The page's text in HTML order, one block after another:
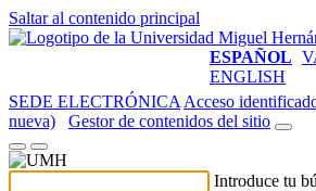
Saltar al contenido principal
ESPAÑOL
ENGLISH
SEDE ELECTRÓNICA Acceso
nueva)
Gestor de contenidos del sitio
Introduce tu